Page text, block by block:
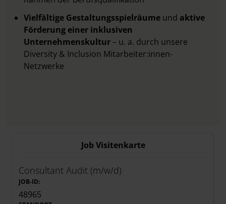
Vielfältige Gestaltungsspielräume und aktive
Förderung einer inklusiven
Unternehmenskultur – u. a. durch unsere
Diversity & Inclusion Mitarbeiter:innen-
Netzwerke
Job Visitenkarte
Consultant Audit (m/w/d)
JOB-ID:
48965